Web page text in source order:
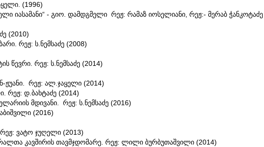
(1996)
იასამანი“ - გიო. დამდგმელი რეჟ: რამაზ იოსელიანი, რეჟ:- მერაბ ჭანკოტაძე
(2010)
რეჟ: ს.ნემსაძე (2008)
წევრი. რეჟ: ს.ნემსაძე (2014)
ჟუანი. რეჟ: ალ.ჯაყელი (2014)
რეჟ: დ.ბახტაძე (2014)
მდივანი. რეჟ: ს.ნემსაძე (2016)
(2016)
ვატო ჯუღელი (2013)
კავშირის თავმჯდომარე. რეჟ: ლილი ბურბუთაშვილი (2014)